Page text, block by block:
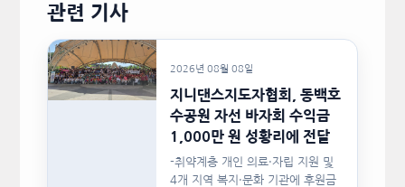
관련 기사
2026년 08월 08일
지니댄스지도자협회, 동백호
수공원 자선 바자회 수익금
1,000만 원 성황리에 전달
-취약계층 개인 의료·자립 지원 및
4개 지역 복지·문화 기관에 후원금